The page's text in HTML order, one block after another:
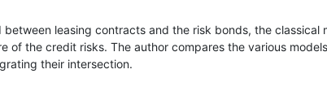
leasing contracts and the risk bonds, the classical
the credit risks. The author compares the various
their intersection.